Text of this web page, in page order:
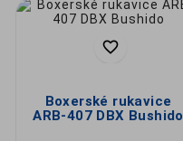

Boxerské rukavice
ARB-407 DBX Bushido